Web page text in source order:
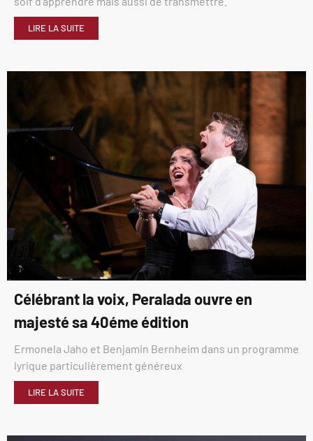
LIRE LA SUITE
Célébrant la voix, Peralada ouvre en
majesté sa 40éme édition
Ermonela Jaho et Benjamin Bernheim dans un programme
lyrique particulièrement généreux
LIRE LA SUITE